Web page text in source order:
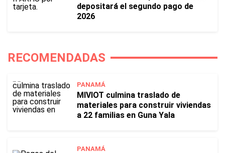
depositará el segundo pago de
2026
RECOMENDADAS
PANAMÁ
MIVIOT culmina traslado de
materiales para construir viviendas
a 22 familias en Guna Yala
PANAMÁ